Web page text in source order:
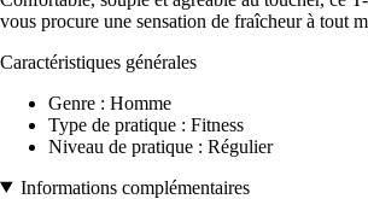
vous procure une sensation de fraîcheur à tout
Caractéristiques générales
Genre : Homme
Type de pratique : Fitness
Niveau de pratique : Régulier
Informations complémentaires